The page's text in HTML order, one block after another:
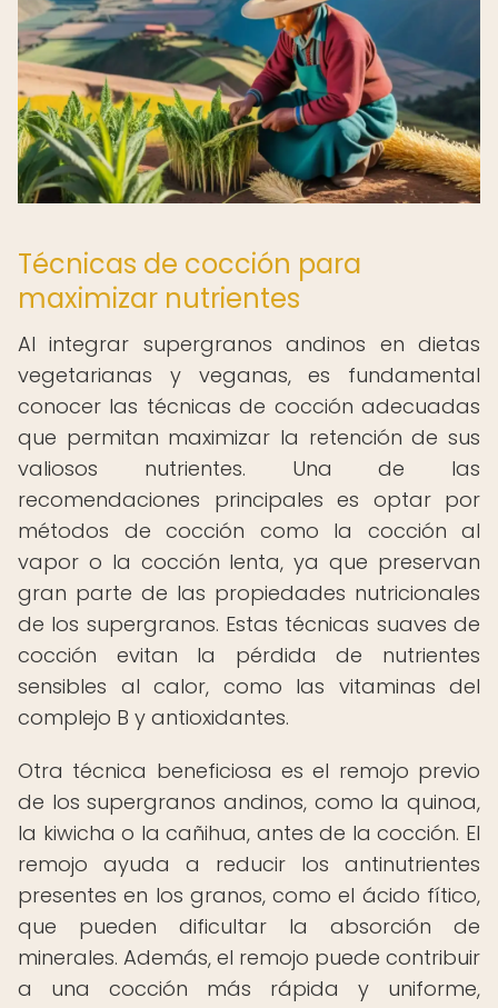
Técnicas de cocción para
maximizar nutrientes
Al integrar supergranos andinos en dietas
vegetarianas y veganas, es fundamental
conocer las técnicas de cocción adecuadas
que permitan maximizar la retención de sus
valiosos nutrientes. Una de las
recomendaciones principales es optar por
métodos de cocción como la cocción al
vapor o la cocción lenta, ya que preservan
gran parte de las propiedades nutricionales
de los supergranos. Estas técnicas suaves de
cocción evitan la pérdida de nutrientes
sensibles al calor, como las vitaminas del
complejo B y antioxidantes.
Otra técnica beneficiosa es el remojo previo
de los supergranos andinos, como la quinoa,
la kiwicha o la cañihua, antes de la cocción. El
remojo ayuda a reducir los antinutrientes
presentes en los granos, como el ácido fítico,
que pueden dificultar la absorción de
minerales. Además, el remojo puede contribuir
a una cocción más rápida y uniforme,